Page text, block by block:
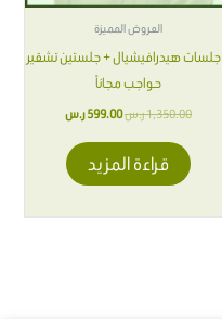
العروض المميزة
3 جلسات هيدرافيشيال + جلستين تشقير
حواجب مجاناً
1,350.00ر.س599.00ر.س
قراءة المزيد